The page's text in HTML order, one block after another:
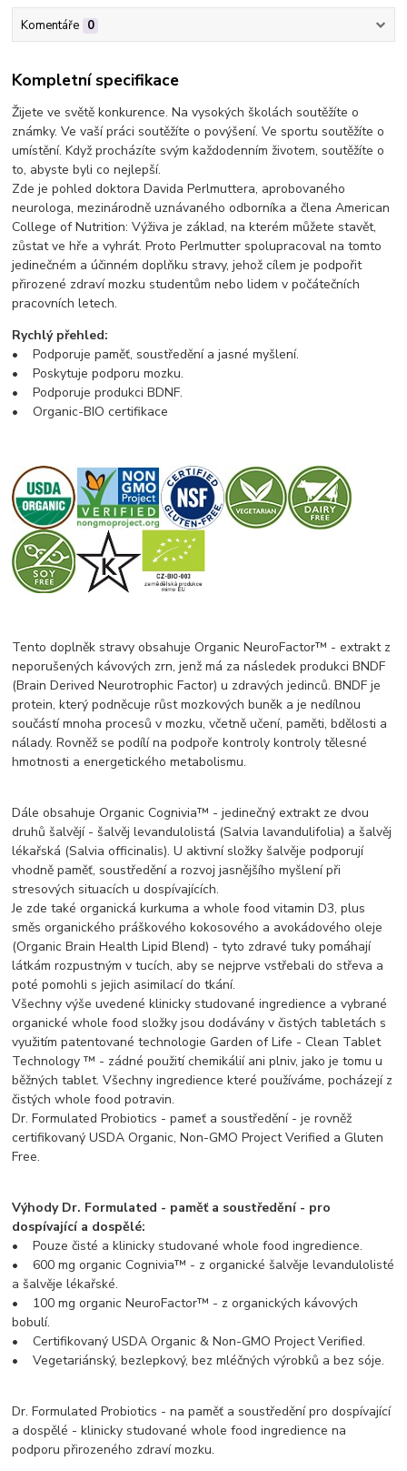
Komentáře 0
Kompletní specifikace
Žijete ve světě konkurence. Na vysokých školách soutěžíte o
známky. Ve vaší práci soutěžíte o povýšení. Ve sportu soutěžíte o
umístění. Když procházíte svým každodenním životem, soutěžíte o
to, abyste byli co nejlepší.
Zde je pohled doktora Davida Perlmuttera, aprobovaného
neurologa, mezinárodně uznávaného odborníka a člena American
College of Nutrition: Výživa je základ, na kterém můžete stavět,
zůstat ve hře a vyhrát. Proto Perlmutter spolupracoval na tomto
jedinečném a účinném doplňku stravy, jehož cílem je podpořit
přirozené zdraví mozku studentům nebo lidem v počátečních
pracovních letech.
Rychlý přehled:
• Podporuje paměť, soustředění a jasné myšlení.
• Poskytuje podporu mozku.
• Podporuje produkci BDNF.
• Organic-BIO certifikace
Tento doplněk stravy obsahuje Organic NeuroFactor™ - extrakt z
neporušených kávových zrn, jenž má za následek produkci BNDF
(Brain Derived Neurotrophic Factor) u zdravých jedinců. BNDF je
protein, který podněcuje růst mozkových buněk a je nedílnou
součástí mnoha procesů v mozku, včetně učení, paměti, bdělosti a
nálady. Rovněž se podílí na podpoře kontroly kontroly tělesné
hmotnosti a energetického metabolismu.
Dále obsahuje Organic Cognivia™ - jedinečný extrakt ze dvou
druhů šalvějí - šalvěj levandulolistá (Salvia lavandulifolia) a šalvěj
lékařská (Salvia officinalis). U aktivní složky šalvěje podporují
vhodně paměť, soustředění a rozvoj jasnějšího myšlení při
stresových situacích u dospívajících.
Je zde také organická kurkuma a whole food vitamin D3, plus
směs organického práškového kokosového a avokádového oleje
(Organic Brain Health Lipid Blend) - tyto zdravé tuky pomáhají
látkám rozpustným v tucích, aby se nejprve vstřebali do střeva a
poté pomohli s jejich asimilací do tkání.
Všechny výše uvedené klinicky studované ingredience a vybrané
organické whole food složky jsou dodávány v čistých tabletách s
využitím patentované technologie Garden of Life - Clean Tablet
Technology ™ - zádné použití chemikálií ani plniv, jako je tomu u
běžných tablet. Všechny ingredience které používáme, pocházejí z
čistých whole food potravin.
Dr. Formulated Probiotics - pameť a soustředění - je rovněž
certifikovaný USDA Organic, Non-GMO Project Verified a Gluten
Free.
Výhody Dr. Formulated - paměť a soustředění - pro
dospívající a dospělé:
• Pouze čisté a klinicky studované whole food ingredience.
• 600 mg organic Cognivia™ - z organické šalvěje levandulolisté
a šalvěje lékařské.
• 100 mg organic NeuroFactor™ - z organických kávových
bobulí.
• Certifikovaný USDA Organic & Non-GMO Project Verified.
• Vegetariánský, bezlepkový, bez mléčných výrobků a bez sóje.
Dr. Formulated Probiotics - na paměť a soustředění pro dospívající
a dospělé - klinicky studované whole food ingredience na
podporu přirozeného zdraví mozku.